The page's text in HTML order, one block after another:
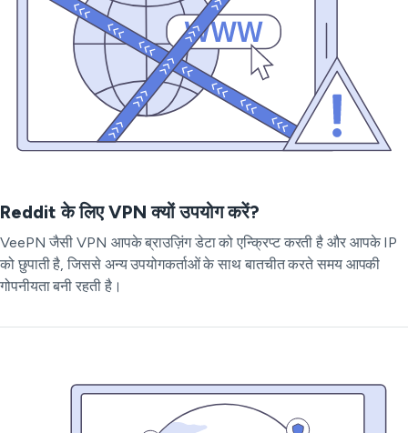
Reddit के लिए VPN क्यों उपयोग करें?
VeePN जैसी VPN आपके ब्राउज़िंग डेटा को एन्क्रिप्ट करती है और आपके IP
को छुपाती है, जिससे अन्य उपयोगकर्ताओं के साथ बातचीत करते समय आपकी
गोपनीयता बनी रहती है।